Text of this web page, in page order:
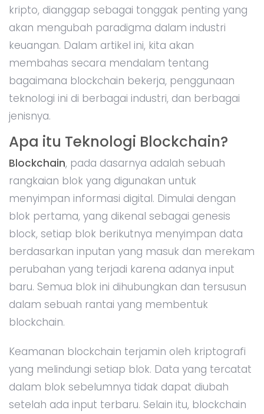
kripto, dianggap sebagai tonggak penting yang
akan mengubah paradigma dalam industri
keuangan. Dalam artikel ini, kita akan
membahas secara mendalam tentang
bagaimana blockchain bekerja, penggunaan
teknologi ini di berbagai industri, dan berbagai
jenisnya.
Apa itu Teknologi Blockchain?
Blockchain, pada dasarnya adalah sebuah
rangkaian blok yang digunakan untuk
menyimpan informasi digital. Dimulai dengan
blok pertama, yang dikenal sebagai genesis
block, setiap blok berikutnya menyimpan data
berdasarkan inputan yang masuk dan merekam
perubahan yang terjadi karena adanya input
baru. Semua blok ini dihubungkan dan tersusun
dalam sebuah rantai yang membentuk
blockchain.
Keamanan blockchain terjamin oleh kriptografi
yang melindungi setiap blok. Data yang tercatat
dalam blok sebelumnya tidak dapat diubah
setelah ada input terbaru. Selain itu, blockchain